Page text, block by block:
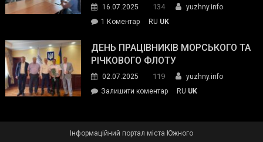
команда
укриття
16.07.2025 134
yuzhny.info
1 Коментардо
Південного
зустрілася
представниками
молодіжної
обговорювали
RU UK
ДЕНЬ ПРАЦІВНИКІВ МОРСЬКОГО ТА
РІЧКОВОГО ФЛОТУ
02.07.2025 119
yuzhny.info
Залишити коментарon
RU UK
Інформаційний портал міста Южного